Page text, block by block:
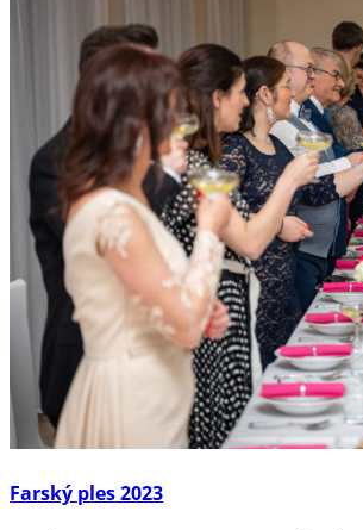
Farský ples 2023